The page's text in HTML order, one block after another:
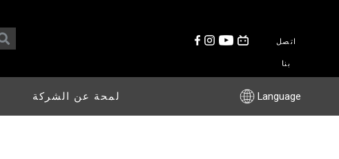
اتصل
بنا
لمحة عن الشركة Language